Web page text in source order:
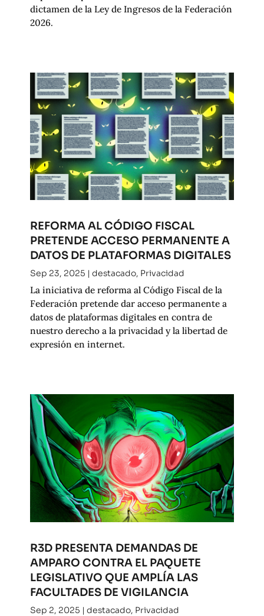
dictamen de la Ley de Ingresos de la Federación
2026.
REFORMA AL CÓDIGO FISCAL
PRETENDE ACCESO PERMANENTE A
DATOS DE PLATAFORMAS DIGITALES
Sep 23, 2025 | destacado, Privacidad
La iniciativa de reforma al Código Fiscal de la
Federación pretende dar acceso permanente a
datos de plataformas digitales en contra de
nuestro derecho a la privacidad y la libertad de
expresión en internet.
R3D PRESENTA DEMANDAS DE
AMPARO CONTRA EL PAQUETE
LEGISLATIVO QUE AMPLÍA LAS
FACULTADES DE VIGILANCIA
Sep 2, 2025 | destacado, Privacidad